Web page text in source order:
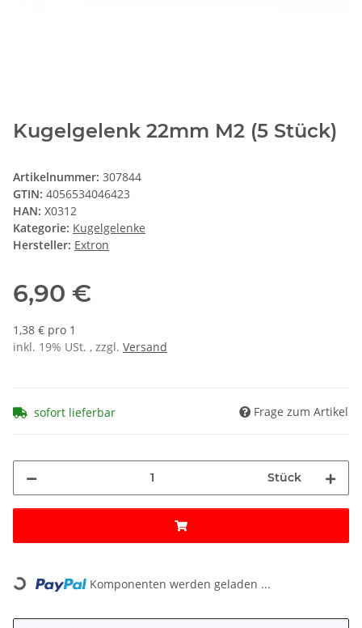
Kugelgelenk 22mm M2 (5 Stück)
Artikelnummer: 307844
GTIN: 4056534046423
HAN: X0312
Kategorie: Kugelgelenke
Hersteller: Extron
6,90 €
1,38 € pro 1
inkl. 19% USt. , zzgl. Versand
sofort lieferbar Frage zum Artikel
Stück
Loading... Komponenten werden geladen ...